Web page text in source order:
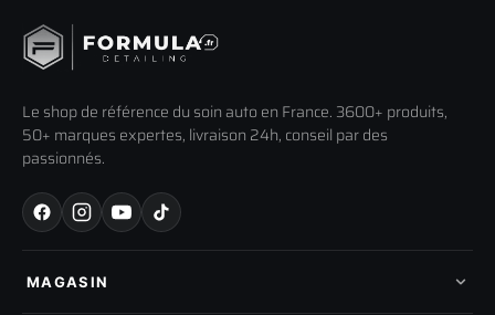
Le shop de référence du soin auto en France. 3600+ produits,
50+ marques expertes, livraison 24h, conseil par des
passionnés.
MAGASIN